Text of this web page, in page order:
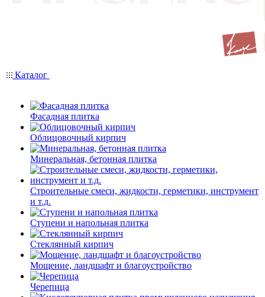
Каталог
Фасадная плитка
Облицовочный кирпич
Минеральная, бетонная плитка
Строительные смеси, жидкости, герметики, инструмент
и т.д.
Ступени и напольная плитка
Cтеклянный кирпич
Мощение, ландшафт и благоустройство
Черепица